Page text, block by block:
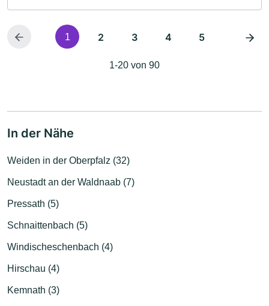
1 2 3 4 5
1-20 von 90
In der Nähe
Weiden in der Oberpfalz (32)
Neustadt an der Waldnaab (7)
Pressath (5)
Schnaittenbach (5)
Windischeschenbach (4)
Hirschau (4)
Kemnath (3)